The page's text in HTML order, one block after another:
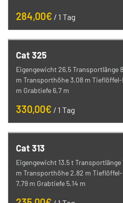
/
Cat 325
Eigengewicht 26,5 Transportlänge
m Transporthöhe 3,08 m Tieflöffel-
m Grabtiefe 6,7 m
/
Cat 313
Eigengewicht 13.5 t
m Transporthöhe 2.82 m
7.79 m Grabtiefe 5.14 m